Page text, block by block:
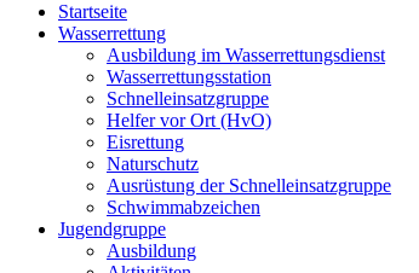
Startseite
Wasserrettung
Ausbildung im Wasserrettungsdienst
Wasserrettungsstation
Schnelleinsatzgruppe
Helfer vor Ort (HvO)
Eisrettung
Naturschutz
Ausrüstung der Schnelleinsatzgruppe
Schwimmabzeichen
Jugendgruppe
Ausbildung